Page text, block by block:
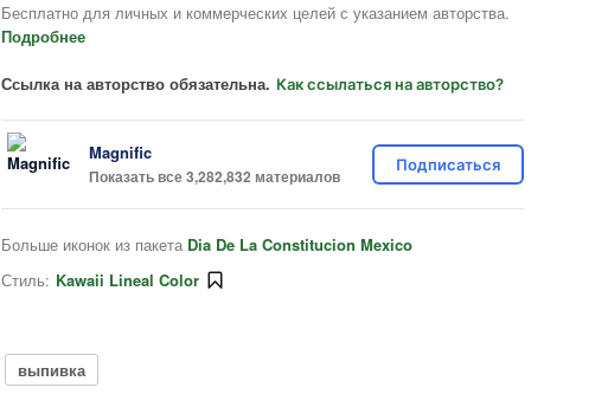
Бесплатно для личных и коммерческих целей с указанием авторства.
Подробнее
Ссылка на авторство обязательна. Как ссылаться на авторство?
Magnific
Показать все 3,282,832 материалов
Подписаться
Больше иконок из пакета Dia De La Constitucion Mexico
Стиль: Kawaii Lineal Color
выпивка